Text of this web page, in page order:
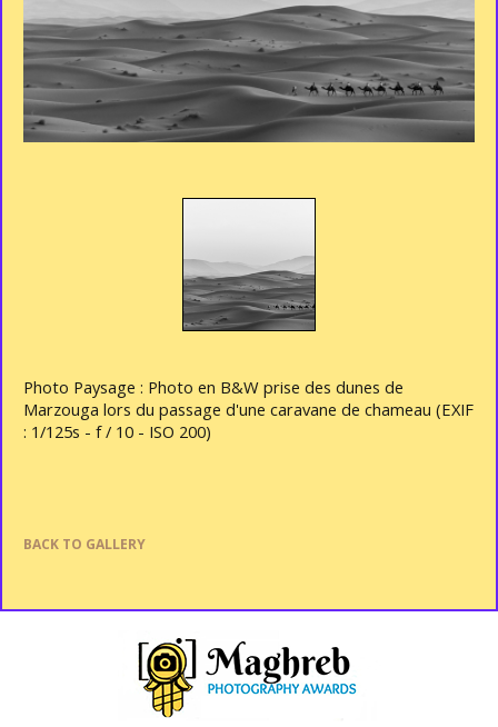
Photo Paysage : Photo en B&W prise des dunes de
Marzouga lors du passage d'une caravane de chameau (EXIF
: 1/125s - f / 10 - ISO 200)
BACK TO GALLERY